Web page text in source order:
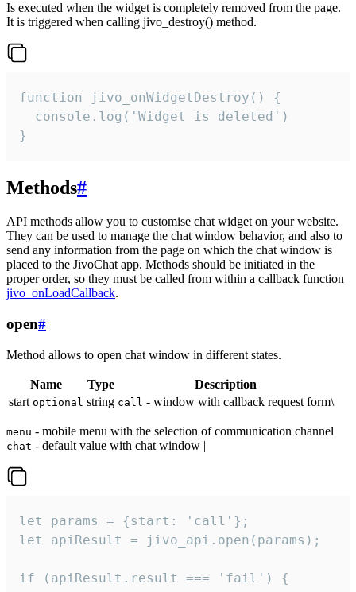
Is executed when the widget is completely removed from the page.
It is triggered when calling jivo_destroy() method.
function jivo_onWidgetDestroy() {
  console.log('Widget is deleted')
}
Methods#
API methods allow you to customise chat widget on your website.
They can be used to manage the chat window behavior, and also to
send any information from the page on which the chat window is
placed to the JivoChat app. Methods should be initiated in the
proper order, so they must be called from within a callback function
jivo_onLoadCallback.
open#
Method allows to open chat window in different states.
Name Type
Description
start optional string call - window with callback request form\
menu - mobile menu with the selection of communication channel
chat - default value with chat window |
let params = {start: 'call'};
let apiResult = jivo_api.open(params);
if (apiResult.result === 'fail') {